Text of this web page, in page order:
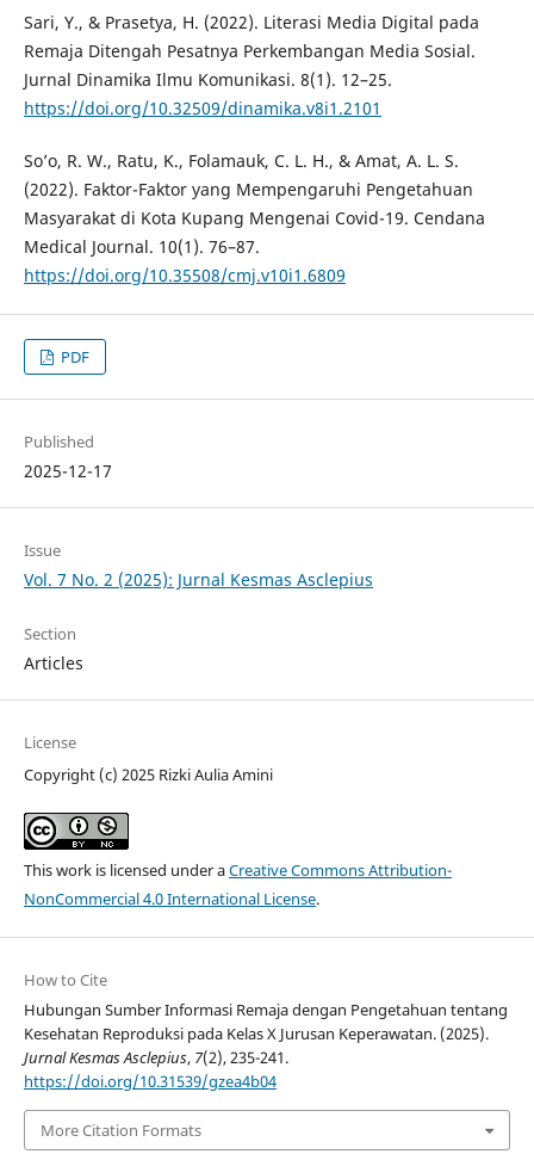
Sari, Y., & Prasetya, H. (2022). Literasi Media Digital pada
Remaja Ditengah Pesatnya Perkembangan Media Sosial.
Jurnal Dinamika Ilmu Komunikasi. 8(1). 12–25.
https://doi.org/10.32509/dinamika.v8i1.2101
So’o, R. W., Ratu, K., Folamauk, C. L. H., & Amat, A. L. S.
(2022). Faktor-Faktor yang Mempengaruhi Pengetahuan
Masyarakat di Kota Kupang Mengenai Covid-19. Cendana
Medical Journal. 10(1). 76–87.
https://doi.org/10.35508/cmj.v10i1.6809
PDF
Published
2025-12-17
Issue
Vol. 7 No. 2 (2025): Jurnal Kesmas Asclepius
Section
Articles
License
Copyright (c) 2025 Rizki Aulia Amini
This work is licensed under aCreative Commons Attribution-
NonCommercial 4.0 International License.
How to Cite
Hubungan Sumber Informasi Remaja dengan Pengetahuan tentang
Kesehatan Reproduksi pada Kelas X Jurusan Keperawatan. (2025).
Jurnal Kesmas Asclepius, 7(2), 235-241.
https://doi.org/10.31539/gzea4b04
More Citation Formats